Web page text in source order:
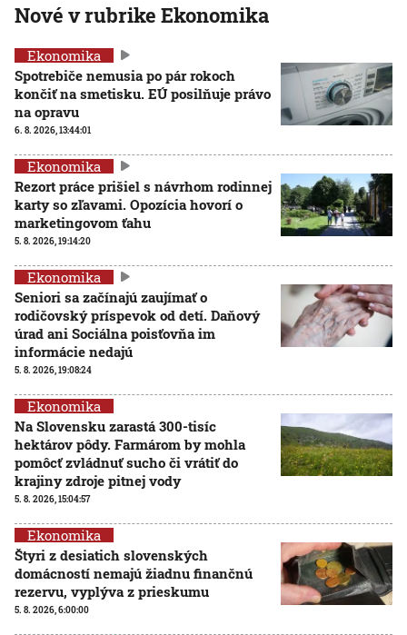
Nové v rubrike Ekonomika
Ekonomika
Spotrebiče nemusia po pár rokoch
končiť na smetisku. EÚ posilňuje právo
na opravu
6. 8. 2026, 13:44:01
Ekonomika
Rezort práce prišiel s návrhom rodinnej
karty so zľavami. Opozícia hovorí o
marketingovom ťahu
5. 8. 2026, 19:14:20
Ekonomika
Seniori sa začínajú zaujímať o
rodičovský príspevok od detí. Daňový
úrad ani Sociálna poisťovňa im
informácie nedajú
5. 8. 2026, 19:08:24
Ekonomika
Na Slovensku zarastá 300-tisíc
hektárov pôdy. Farmárom by mohla
pomôcť zvládnuť sucho či vrátiť do
krajiny zdroje pitnej vody
5. 8. 2026, 15:04:57
Ekonomika
Štyri z desiatich slovenských
domácností nemajú žiadnu finančnú
rezervu, vyplýva z prieskumu
5. 8. 2026, 6:00:00